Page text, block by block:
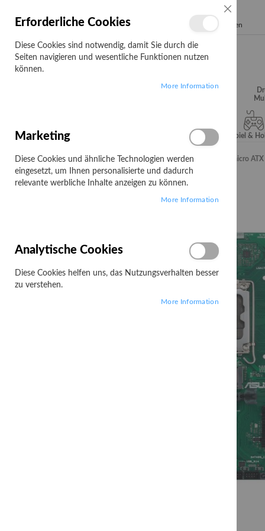
Campus
Server & Storage Spiel &
Startseite ASUS PRO H610M-C D4-CSM - Motherboard - micro
Zum
Erforderliche Cookies
Diese Cookies sind notwendig, damit Sie durch die
Seiten navigieren und wesentliche Funktionen nutzen
können.
More Information
Marketing
Diese Cookies und ähnliche Technologien werden
eingesetzt, um Ihnen personalisierte und dadurch
relevante werbliche Inhalte anzeigen zu können.
More Information
Analytische Cookies
Diese Cookies helfen uns, das Nutzungsverhalten besser
zu verstehen.
More Information